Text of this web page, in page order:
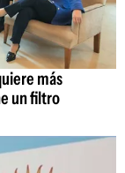
más
un filtro